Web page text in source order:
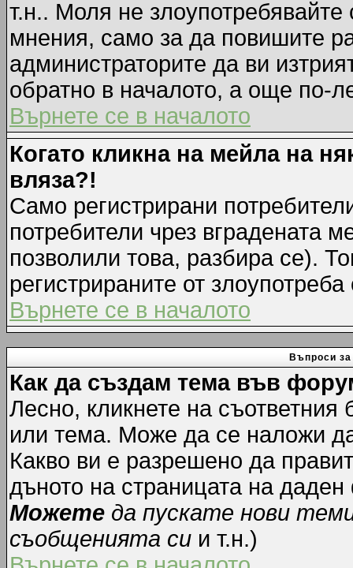
т.н.. Моля не
мнения, само за да повишите
администраторите да ви
обратно в началото, а още по-
Върнете се в началото
Когато кликна на мейла на
вляза?!
Само регистрирани
потребители чрез вградената
позволили това, разбира се).
регистрираните от
Върнете се в началото
Въпроси
Как да създам тема във
Лесно, кликнете на
или тема. Може да се наложи
Какво ви е разрешено да
дъното на страницата на
Можете да пускате нови
съобщенията си и т.н.)